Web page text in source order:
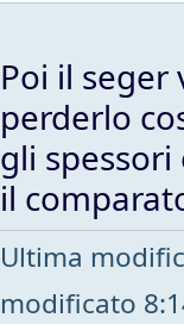
Poi il
perderlo
gli
il
Ultima
modificato